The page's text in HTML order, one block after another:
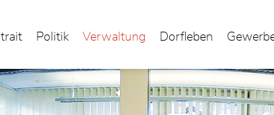
Politik Verwaltung Dorfleben